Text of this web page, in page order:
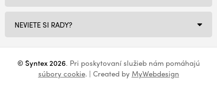
NEVIETE SI RADY?
© Syntex 2026. Pri poskytovaní služieb nám pomáhajú
súbory cookie. | Created by MyWebdesign